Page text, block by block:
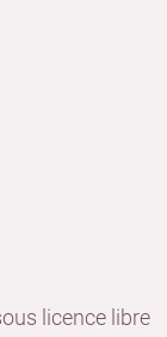
licence libre